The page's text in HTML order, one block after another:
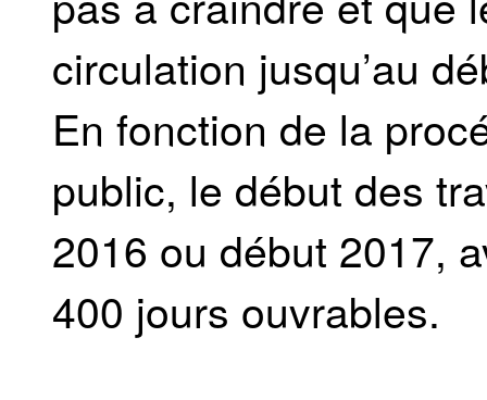
circulation jusqu’au
En fonction de la
public, le début des
2016 ou début 2017,
400 jours ouvrables.